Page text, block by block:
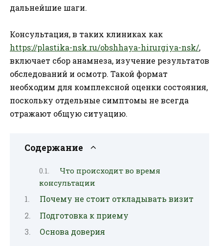
дальнейшие шаги.
Консультация, в таких клиниках как
https://plastika-nsk.ru/obshhaya-hirurgiya-nsk/,
включает сбор анамнеза, изучение результатов
обследований и осмотр. Такой формат
необходим для комплексной оценки состояния,
поскольку отдельные симптомы не всегда
отражают общую ситуацию.
Содержание
Что происходит во время
консультации
Почему не стоит откладывать визит
Подготовка к приему
Основа доверия